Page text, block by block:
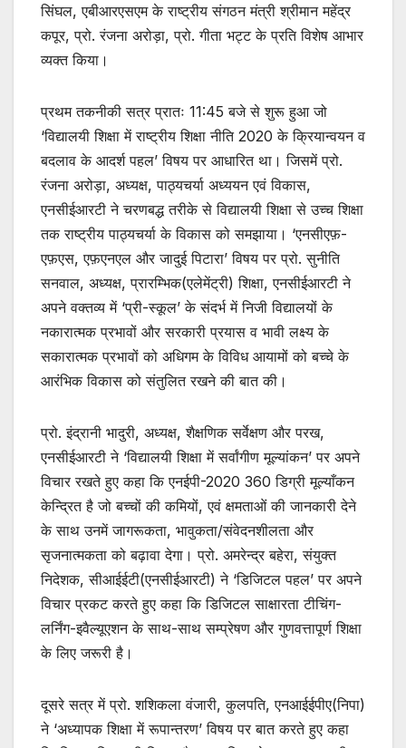
सिंघल, एबीआरएसएम के राष्ट्रीय संगठन मंत्री श्रीमान महेंद्र
कपूर, प्रो. रंजना अरोड़ा, प्रो. गीता भट्ट के प्रति विशेष आभार
व्यक्त किया।
प्रथम तकनीकी सत्र प्रातः 11:45 बजे से शुरू हुआ जो
‘विद्यालयी शिक्षा में राष्ट्रीय शिक्षा नीति 2020 के क्रियान्वयन व
बदलाव के आदर्श पहल’ विषय पर आधारित था। जिसमें प्रो.
रंजना अरोड़ा, अध्यक्ष, पाठ्यचर्या अध्ययन एवं विकास,
एनसीईआरटी ने चरणबद्ध तरीके से विद्यालयी शिक्षा से उच्च शिक्षा
तक राष्ट्रीय पाठ्यचर्या के विकास को समझाया। ‘एनसीएफ़-
एफ़एस, एफ़एनएल और जादुई पिटारा’ विषय पर प्रो. सुनीति
सनवाल, अध्यक्ष, प्रारम्भिक(एलेमेंट्री) शिक्षा, एनसीईआरटी ने
अपने वक्तव्य में ‘प्री-स्कूल’ के संदर्भ में निजी विद्यालयों के
नकारात्मक प्रभावों और सरकारी प्रयास व भावी लक्ष्य के
सकारात्मक प्रभावों को अधिगम के विविध आयामों को बच्चे के
आरंभिक विकास को संतुलित रखने की बात की।
प्रो. इंद्रानी भादुरी, अध्यक्ष, शैक्षणिक सर्वेक्षण और परख,
एनसीईआरटी ने ‘विद्यालयी शिक्षा में सर्वांगीण मूल्यांकन’ पर अपने
विचार रखते हुए कहा कि एनईपी-2020 360 डिग्री मूल्याँकन
केन्द्रित है जो बच्चों की कमियों, एवं क्षमताओं की जानकारी देने
के साथ उनमें जागरूकता, भावुकता/संवेदनशीलता और
सृजनात्मकता को बढ़ावा देगा। प्रो. अमरेन्द्र बहेरा, संयुक्त
निदेशक, सीआईईटी(एनसीईआरटी) ने ‘डिजिटल पहल’ पर अपने
विचार प्रकट करते हुए कहा कि डिजिटल साक्षारता टीचिंग-
लर्निंग-इवैल्यूएशन के साथ-साथ सम्प्रेषण और गुणवत्तापूर्ण शिक्षा
के लिए जरूरी है।
दूसरे सत्र में प्रो. शशिकला वंजारी, कुलपति, एनआईईपीए(निपा)
ने ‘अध्यापक शिक्षा में रूपान्तरण’ विषय पर बात करते हुए कहा